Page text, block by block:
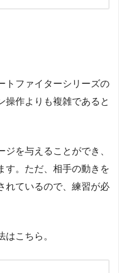
トファイターシリーズの
操作よりも複雑であると
を与えることができ、
す。ただ、相手の動きを
れているので、練習が必
こちら。